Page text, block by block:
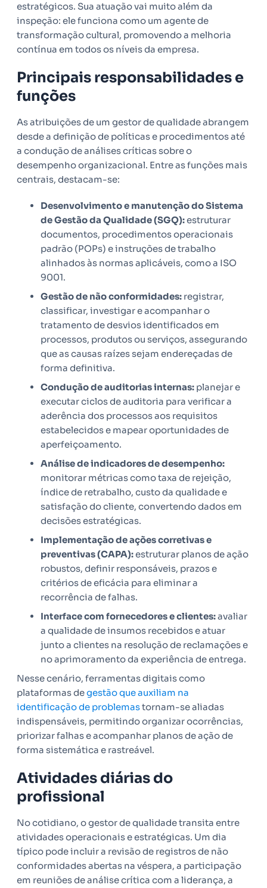
estratégicos. Sua atuação vai muito além da
inspeção: ele funciona como um agente de
transformação cultural, promovendo a melhoria
contínua em todos os níveis da empresa.
Principais responsabilidades e
funções
As atribuições de um gestor de qualidade abrangem
desde a definição de políticas e procedimentos até
a condução de análises críticas sobre o
desempenho organizacional. Entre as funções mais
centrais, destacam-se:
Desenvolvimento e manutenção do Sistema
de Gestão da Qualidade (SGQ):estruturar
documentos, procedimentos operacionais
padrão (POPs) e instruções de trabalho
alinhados às normas aplicáveis, como a ISO
9001.
Gestão de não conformidades: registrar,
classificar, investigar e acompanhar o
tratamento de desvios identificados em
processos, produtos ou serviços, assegurando
que as causas raízes sejam endereçadas de
forma definitiva.
Condução de auditorias internas: planejar e
executar ciclos de auditoria para verificar a
aderência dos processos aos requisitos
estabelecidos e mapear oportunidades de
aperfeiçoamento.
Análise de indicadores de desempenho:
monitorar métricas como taxa de rejeição,
índice de retrabalho, custo da qualidade e
satisfação do cliente, convertendo dados em
decisões estratégicas.
Implementação de ações corretivas e
preventivas (CAPA):estruturar planos de ação
robustos, definir responsáveis, prazos e
critérios de eficácia para eliminar a
recorrência de falhas.
Interface com fornecedores e clientes:avaliar
a qualidade de insumos recebidos e atuar
junto a clientes na resolução de reclamações e
no aprimoramento da experiência de entrega.
Nesse cenário, ferramentas digitais como
plataformas degestão que auxiliam na
identificação de problemastornam-se aliadas
indispensáveis, permitindo organizar ocorrências,
priorizar falhas e acompanhar planos de ação de
forma sistemática e rastreável.
Atividades diárias do
profissional
No cotidiano, o gestor de qualidade transita entre
atividades operacionais e estratégicas. Um dia
típico pode incluir a revisão de registros de não
conformidades abertas na véspera, a participação
em reuniões de análise crítica com a liderança, a